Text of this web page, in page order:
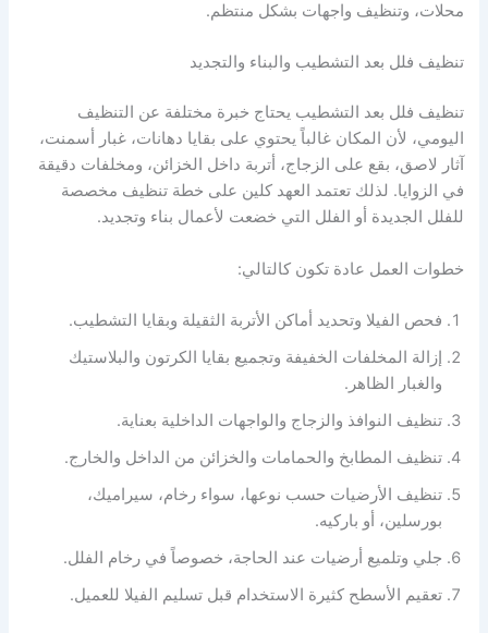
محلات، وتنظيف واجهات بشكل منتظم.
تنظيف فلل بعد التشطيب والبناء والتجديد
تنظيف فلل بعد التشطيب يحتاج خبرة مختلفة عن التنظيف
اليومي، لأن المكان غالباً يحتوي على بقايا دهانات، غبار أسمنت،
آثار لاصق، بقع على الزجاج، أتربة داخل الخزائن، ومخلفات دقيقة
في الزوايا. لذلك تعتمد العهد كلين على خطة تنظيف مخصصة
للفلل الجديدة أو الفلل التي خضعت لأعمال بناء وتجديد.
خطوات العمل عادة تكون كالتالي:
فحص الفيلا وتحديد أماكن الأتربة الثقيلة وبقايا التشطيب.
إزالة المخلفات الخفيفة وتجميع بقايا الكرتون والبلاستيك
والغبار الظاهر.
تنظيف النوافذ والزجاج والواجهات الداخلية بعناية.
تنظيف المطابخ والحمامات والخزائن من الداخل والخارج.
تنظيف الأرضيات حسب نوعها، سواء رخام، سيراميك،
بورسلين، أو باركيه.
جلي وتلميع أرضيات عند الحاجة، خصوصاً في رخام الفلل.
تعقيم الأسطح كثيرة الاستخدام قبل تسليم الفيلا للعميل.